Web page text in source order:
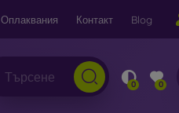
Оплаквания Контакт Blog
0 0